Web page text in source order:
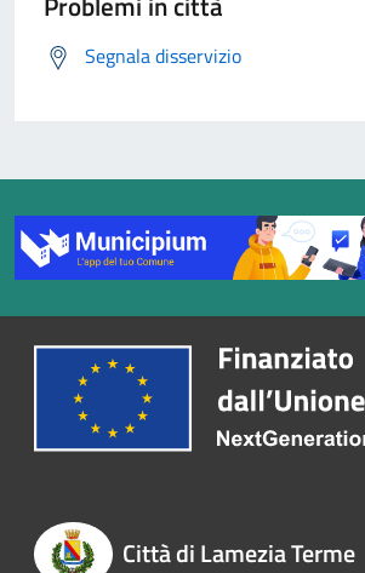
Segnala disservizio
Città di Lamezia Terme